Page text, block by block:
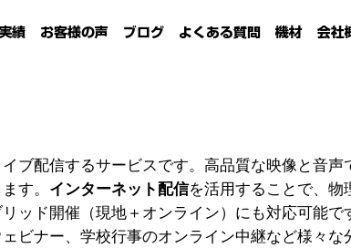
績 お客様の声 ブログ よくある質問 機材 会社
ブ配信するサービスです。高品質な映像と音声
す。 インターネット配信を活用することで、物
ッド開催（現地＋オンライン）にも対応可能で
ビナー、学校行事のオンライン中継など様々な